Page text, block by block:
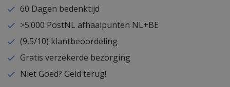
60 Dagen bedenktijd
>5.000 PostNL afhaalpunten NL+BE
(9,5/10) klantbeoordeling
Gratis verzekerde bezorging
Niet Goed? Geld terug!